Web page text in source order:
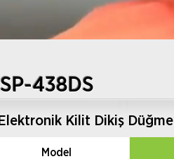
SP-438DS
Elektronik Kilit Dikiş Düğme
Model